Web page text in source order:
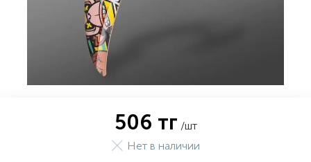
506 тг /шт
Нет в наличии